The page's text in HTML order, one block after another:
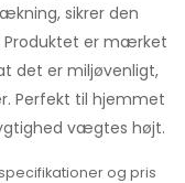
sikrer den
Produktet er mærket
det er miljøvenligt,
Perfekt til hjemmet
vægtes højt.
og pris